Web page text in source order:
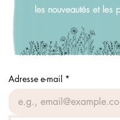
les nouveautés et les
Adresse e-mail *